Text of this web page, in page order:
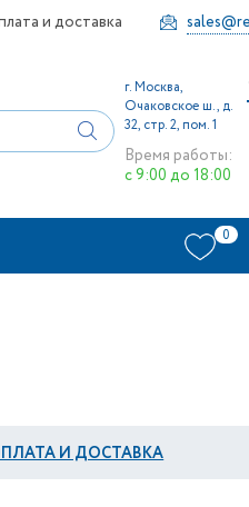
и доставка
г. Москва,
Очаковское ш., д.
32, стр. 2, пом. 1
Время работы:
с 9:00 до 18:00
0
И ДОСТАВКА